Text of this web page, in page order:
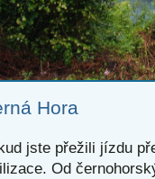
Hora
jste přežili jízdu
Od